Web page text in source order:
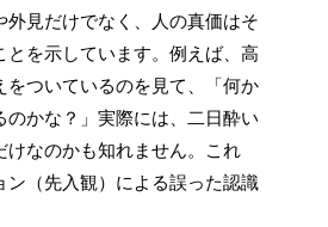
外見だけでなく、人の真価はそ
とを示しています。例えば、高
をついているのを見て、「何か
のかな？」実際には、二日酔い
けなのかも知れません。これ
ン（先入観）による誤った認識